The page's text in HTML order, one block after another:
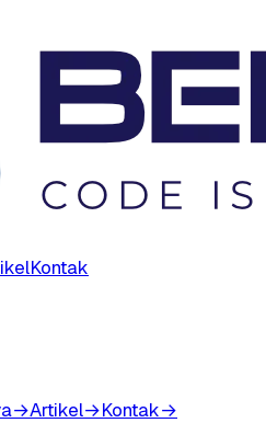
Kontak
→Artikel→Kontak→